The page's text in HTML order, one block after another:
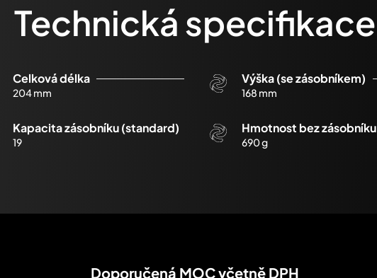
Technická specifikace
Celková délka
204 mm
Výška (se zásobníkem)
168 mm
Kapacita zásobníku (standard)
19
Hmotnost bez zásobníku
690 g
Doporučená MOC včetně DPH